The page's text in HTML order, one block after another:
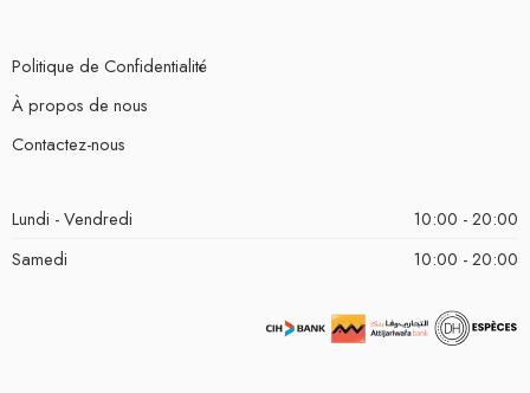
Politique de Confidentialité
À propos de nous
Contactez-nous
Lundi - Vendredi
10:00 - 20:00
Samedi
10:00 - 20:00